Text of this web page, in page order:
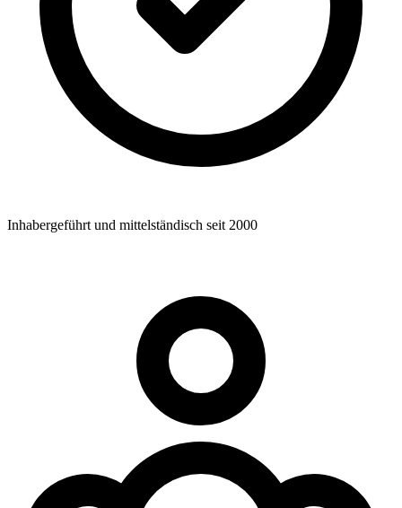
Inhabergeführt und mittelständisch seit 2000